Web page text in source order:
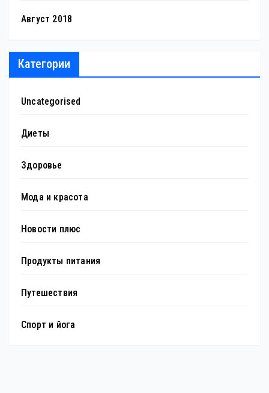
Август 2018
Категории
Uncategorised
Диеты
Здоровье
Мода и красота
Новости плюс
Продукты питания
Путешествия
Спорт и йога